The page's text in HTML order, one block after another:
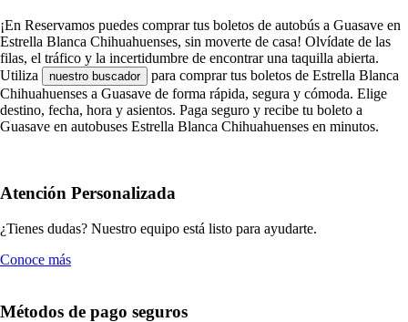
¡En Reservamos puedes comprar tus boletos de autobús a Guasave en
Estrella Blanca Chihuahuenses, sin moverte de casa! Olvídate de las
filas, el tráfico y la incertidumbre de encontrar una taquilla abierta.
Utiliza
nuestro buscador
para comprar tus boletos de Estrella Blanca
Chihuahuenses a Guasave de forma rápida, segura y cómoda. Elige
destino, fecha, hora y asientos. Paga seguro y recibe tu boleto a
Guasave en autobuses Estrella Blanca Chihuahuenses en minutos.
Atención Personalizada
¿Tienes dudas? Nuestro equipo está listo para ayudarte.
Conoce más
Métodos de pago seguros